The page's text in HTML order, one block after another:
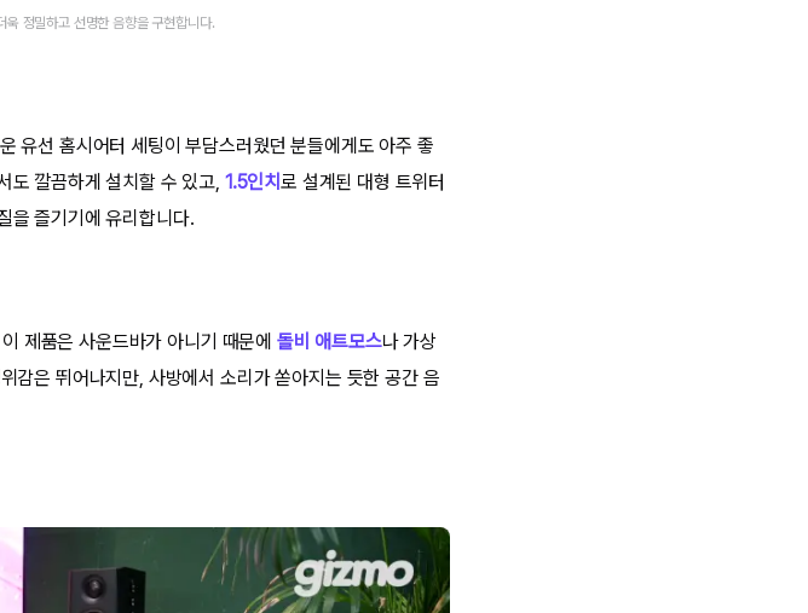
정밀하고 선명한 음향을 구현합니다.
유선 홈시어터 세팅이 부담스러웠던 분들에게도 아주 좋
도 깔끔하게 설치할 수 있고, 1.5인치로 설계된 대형 트위터
을 즐기기에 유리합니다.
제품은 사운드바가 아니기 때문에 돌비 애트모스나 가상
감은 뛰어나지만, 사방에서 소리가 쏟아지는 듯한 공간 음